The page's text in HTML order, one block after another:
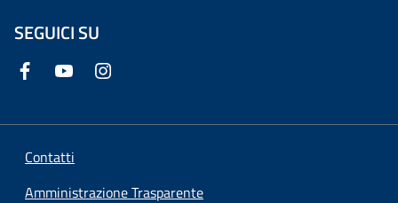
SEGUICI SU
Contatti
Amministrazione Trasparente